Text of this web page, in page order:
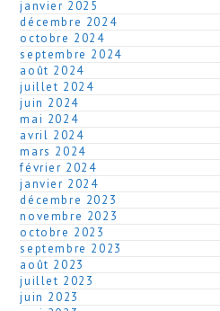
janvier 2025
décembre 2024
octobre 2024
septembre 2024
août 2024
juillet 2024
juin 2024
mai 2024
avril 2024
mars 2024
février 2024
janvier 2024
décembre 2023
novembre 2023
octobre 2023
septembre 2023
août 2023
juillet 2023
juin 2023